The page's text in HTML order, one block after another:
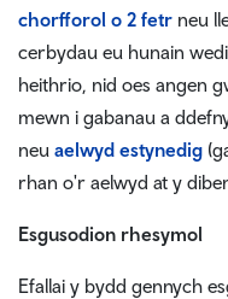
chorfforol o 2 fetr neu
cerbydau eu hunain
heithrio, nid oes angen
mewn i gabanau a
neu aelwyd estynedig
rhan o'r aelwyd at y
Esgusodion rhesymol
Efallai y bydd gennych